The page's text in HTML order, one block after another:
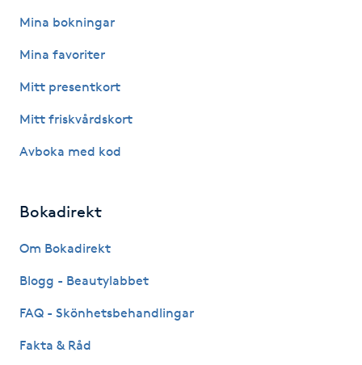
Hårförlängning
Hårvård
Idrottsmassage
IPL hårborttagning
Mina bokningar
Mina favoriter
Mitt presentkort
Mitt friskvårdskort
Avboka med kod
Bokadirekt
Om Bokadirekt
Blogg - Beautylabbet
FAQ - Skönhetsbehandlingar
Fakta & Råd